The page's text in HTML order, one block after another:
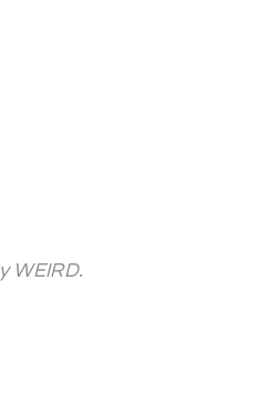
WEIRD.